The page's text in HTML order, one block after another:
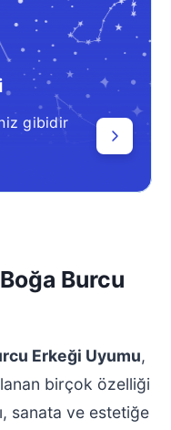
gibidir
Burcu
Erkeği Uyumu,
birçok özelliği
sanata ve estetiğe